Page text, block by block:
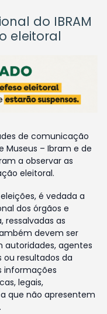
do IBRAM
eleitoral
de comunicação
Museus – Ibram e de
a observar as
eleitoral.
é vedada a
dos órgãos e
ressalvadas as
devem ser
agentes
ou resultados da
informações
legais,
que não apresentem